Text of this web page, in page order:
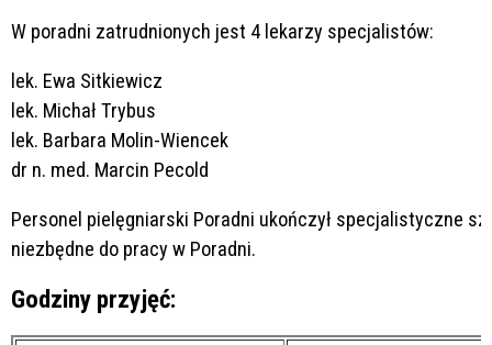
W poradni zatrudnionych jest 4 lekarzy specjalistów:
lek. Ewa Sitkiewicz
lek. Michał Trybus
lek. Barbara Molin-Wiencek
dr n. med. Marcin Pecold
Personel pielęgniarski Poradni ukończył specjalistyczne
niezbędne do pracy w Poradni.
Godziny przyjęć: